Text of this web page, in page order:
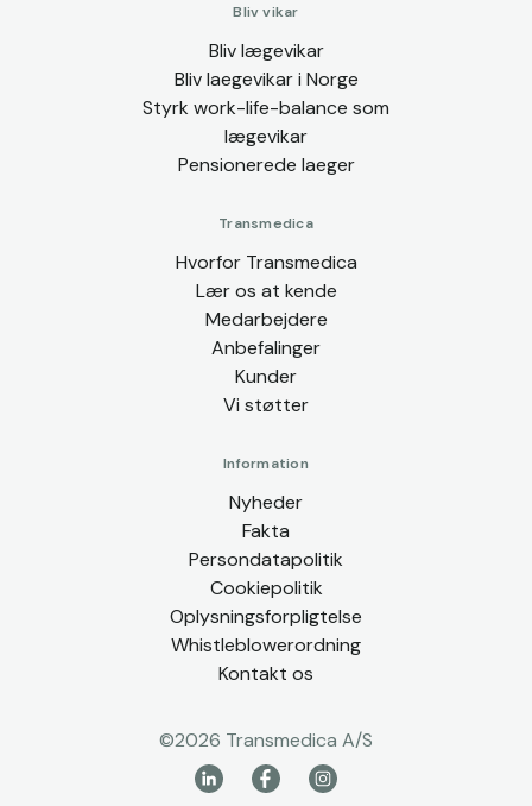
Bliv vikar
Bliv lægevikar
Bliv laegevikar i Norge
Styrk work-life-balance som
lægevikar
Pensionerede laeger
Transmedica
Hvorfor Transmedica
Lær os at kende
Medarbejdere
Anbefalinger
Kunder
Vi støtter
Information
Nyheder
Fakta
Persondatapolitik
Cookiepolitik
Oplysningsforpligtelse
Whistleblowerordning
Kontakt os
©2026 Transmedica A/S